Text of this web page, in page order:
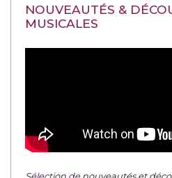
NOUVEAUTÉS &
MUSICALES
Sélection de nouveautés et